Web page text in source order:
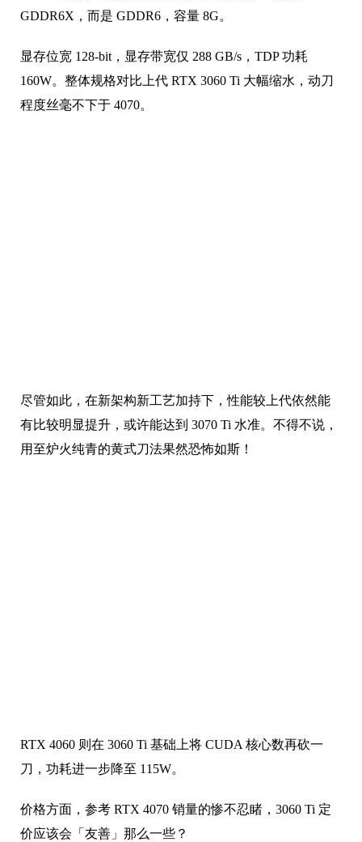
GDDR6X，而是 GDDR6，容量 8G。
显存位宽 128-bit，显存带宽仅 288 GB/s，TDP 功耗
160W。整体规格对比上代 RTX 3060 Ti 大幅缩水，动刀
程度丝毫不下于 4070。
尽管如此，在新架构新工艺加持下，性能较上代依然能
有比较明显提升，或许能达到 3070 Ti 水准。不得不说，
用至炉火纯青的黄式刀法果然恐怖如斯！
RTX 4060 则在 3060 Ti 基础上将 CUDA 核心数再砍一
刀，功耗进一步降至 115W。
价格方面，参考 RTX 4070 销量的惨不忍睹，3060 Ti 定
价应该会「友善」那么一些？